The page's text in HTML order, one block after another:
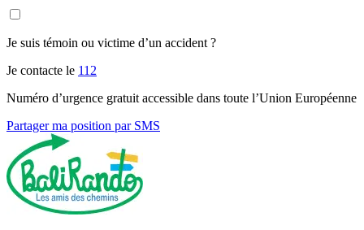
Je suis témoin ou victime d’un accident ?
Je contacte le 112
Numéro d’urgence gratuit accessible dans toute l’Union Européenne
Partager ma position par SMS